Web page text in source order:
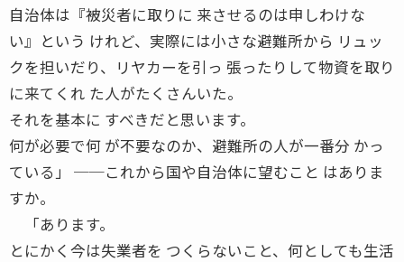
自治体は『被災者に取りに 来させるのは申しわけな
い』という けれど、実際には小さな避難所から リュッ
クを担いだり、リヤカーを引っ 張ったりして物資を取り
に来てくれ た人がたくさんいた。
それを基本に すべきだと思います。
何が必要で何 が不要なのか、避難所の人が一番分 かっ
ている」 ──これから国や自治体に望むこと はありま
すか。
「あります。
とにかく今は失業者を つくらないこと、何としても生活